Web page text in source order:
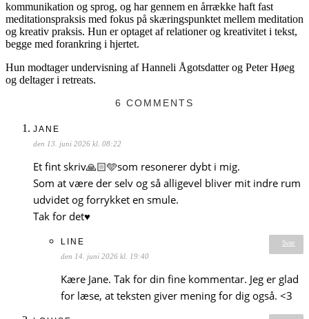
kommunikation og sprog, og har gennem en årrække haft fast
meditationspraksis med fokus på skæringspunktet mellem meditation
og kreativ praksis. Hun er optaget af relationer og kreativitet i tekst,
begge med forankring i hjertet.
Hun modtager undervisning af Hanneli Ågotsdatter og Peter Høeg
og deltager i retreats.
6 COMMENTS
JANE
den 13. juni 2026 kl. 08:22
Et fint skriv🙏🏻🩵som resonerer dybt i mig.
Som at være der selv og så alligevel bliver mit indre rum
udvidet og forrykket en smule.
Tak for det♥️
Svar
LINE
den 14. juni 2026 kl. 19:40
Kære Jane. Tak for din fine kommentar. Jeg er glad
for læse, at teksten giver mening for dig også. <3